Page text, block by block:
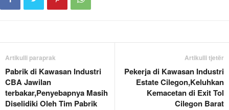
Artikulli paraprak
Pabrik di Kawasan Industri
CBA Jawilan
terbakar,Penyebapnya Masih
Diselidiki Oleh Tim Pabrik
Artikulli tjetër
Pekerja di Kawasan Industri
Estate Cilegon,Keluhkan
Kemacetan di Exit Tol
Cilegon Barat